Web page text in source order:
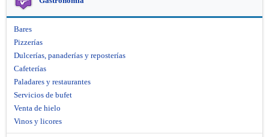
Bares
Pizzerías
Dulcerías, panaderías y reposterías
Cafeterías
Paladares y restaurantes
Servicios de bufet
Venta de hielo
Vinos y licores